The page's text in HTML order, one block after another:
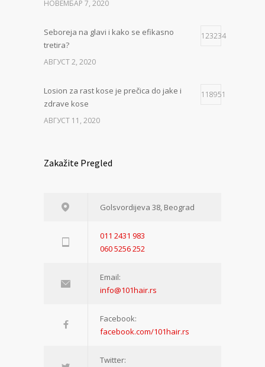
НОВЕМБАР 7, 2020
Seboreja na glavi i kako se efikasno
tretira?
123234
АВГУСТ 2, 2020
Losion za rast kose je prečica do jake i
zdrave kose
118951
АВГУСТ 11, 2020
Zakažite Pregled
Golsvordijeva 38, Beograd
011 2431 983
060 5256 252
Email:
info@101hair.rs
Facebook:
facebook.com/101hair.rs
Twitter: